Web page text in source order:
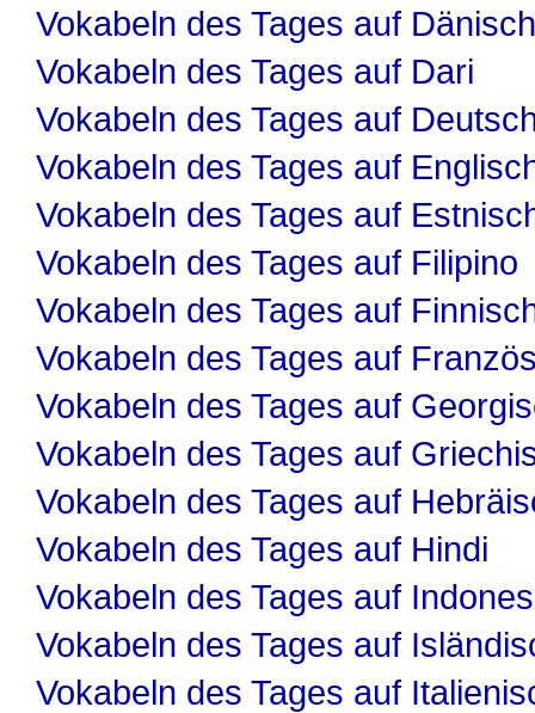
Vokabeln des Tages auf Dänisch
Vokabeln des Tages auf Dari
Vokabeln des Tages auf
Vokabeln des Tages auf
Vokabeln des Tages auf
Vokabeln des Tages auf Filipino
Vokabeln des Tages auf
Vokabeln des Tages auf
Vokabeln des Tages auf
Vokabeln des Tages auf
Vokabeln des Tages auf
Vokabeln des Tages auf Hindi
Vokabeln des Tages auf
Vokabeln des Tages auf
Vokabeln des Tages auf